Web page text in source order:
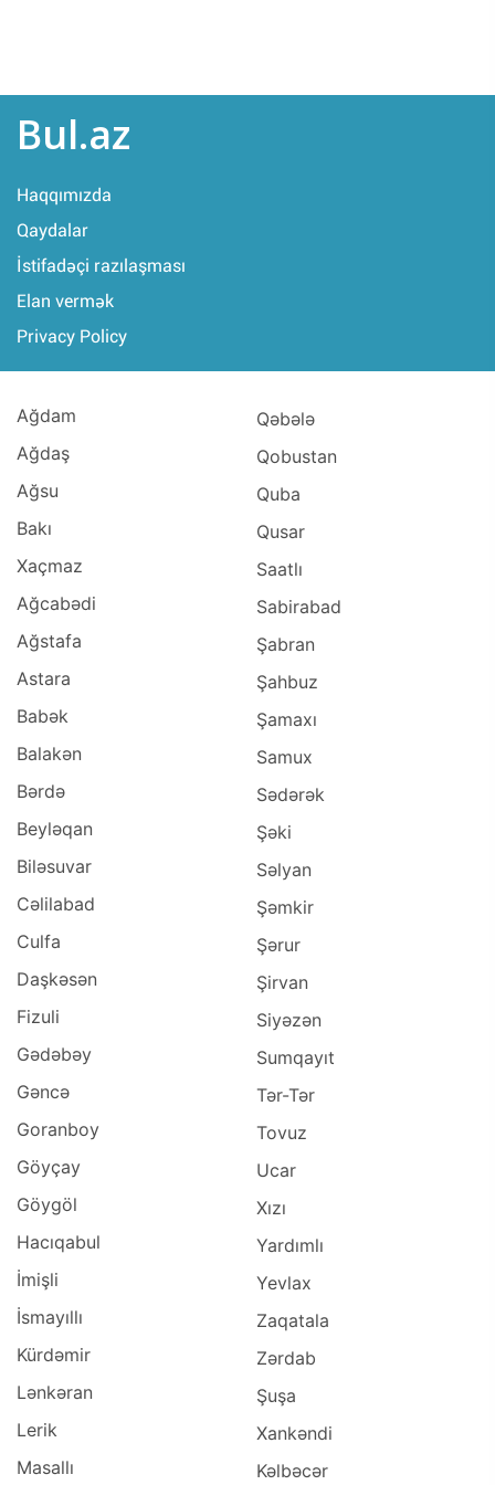
Bul.az
Haqqımızda
Qaydalar
İstifadəçi razılaşması
Elan vermək
Privacy Policy
Ağdam
Ağdaş
Ağsu
Bakı
Xaçmaz
Ağcabədi
Ağstafa
Astara
Babək
Balakən
Bərdə
Beyləqan
Biləsuvar
Cəlilabad
Culfa
Daşkəsən
Fizuli
Gədəbəy
Gəncə
Goranboy
Göyçay
Göygöl
Hacıqabul
İmişli
İsmayıllı
Kürdəmir
Lənkəran
Lerik
Masallı
Qəbələ
Qobustan
Quba
Qusar
Saatlı
Sabirabad
Şabran
Şahbuz
Şamaxı
Samux
Sədərək
Şəki
Səlyan
Şəmkir
Şərur
Şirvan
Siyəzən
Sumqayıt
Tər-Tər
Tovuz
Ucar
Xızı
Yardımlı
Yevlax
Zaqatala
Zərdab
Şuşa
Xankəndi
Kəlbəcər